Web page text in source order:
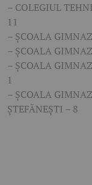
– COLEGIUL
11
– ȘCOALA
– ȘCOALA
– ȘCOALA
1
– ȘCOALA
ȘTEFĂNEȘTI – 8